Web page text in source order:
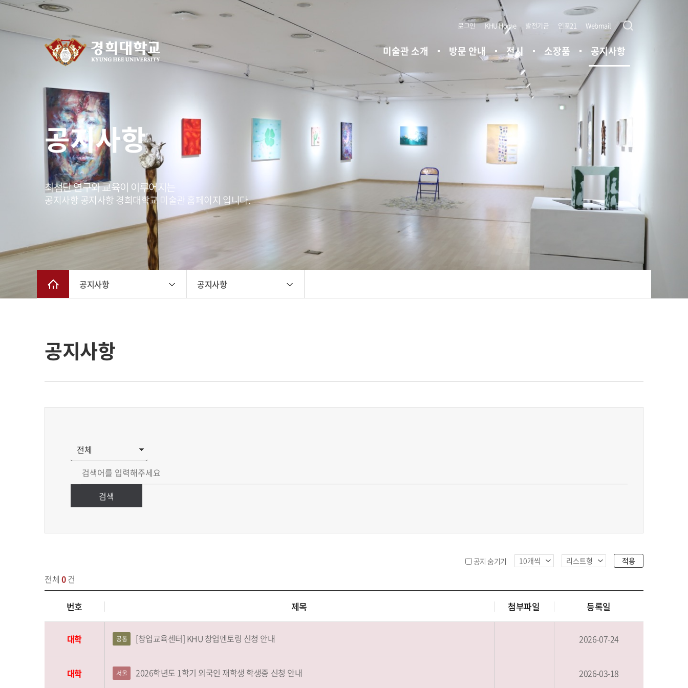
로그인 KHU Home 발전기금 인포21 Webmail
미술관 소개 방문 안내 전시 소장품 공지사항
공지사항
최첨단 연구와 교육이 이루어지는
공지사항 공지사항 경희대학교 미술관 홈페이지 입니다.
공지사항 공지사항
공지사항
검색
공지 숨기기 적용
전체 0건
번호 제목 첨부파일 등록일
대학 공통 [창업교육센터] KHU 창업멘토링 신청 안내 2026-07-24
대학 서울 2026학년도 1학기 외국인 재학생 학생증 신청 안내 2026-03-18